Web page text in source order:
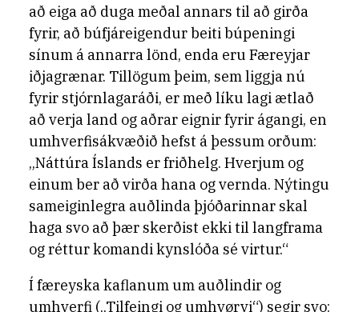
að eiga að duga meðal annars til að girða
fyrir, að búfjáreigendur beiti búpeningi
sínum á annarra lönd, enda eru Færeyjar
iðjagrænar. Tillögum þeim, sem liggja nú
fyrir stjórnlagaráði, er með líku lagi ætlað
að verja land og aðrar eignir fyrir ágangi, en
umhverfisákvæðið hefst á þessum orðum:
„Náttúra Íslands er friðhelg. Hverjum og
einum ber að virða hana og vernda. Nýtingu
sameiginlegra auðlinda þjóðarinnar skal
haga svo að þær skerðist ekki til langframa
og réttur komandi kynslóða sé virtur.“
Í færeyska kaflanum um auðlindir og
umhverfi („Tilfeingi og umhvørvi“) segir svo: